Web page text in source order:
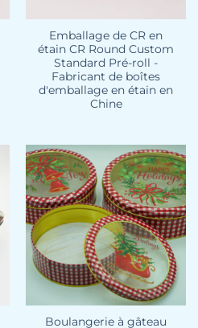
Emballage de CR en
étain CR Round Custom
Standard Pré-roll -
Fabricant de boîtes
d'emballage en étain en
Chine
Boulangerie à gâteau